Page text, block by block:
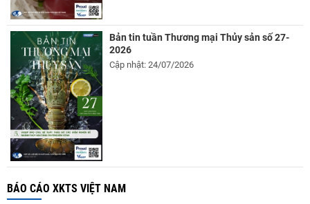
Bản tin tuần Thương mại Thủy sản số 27-
2026
Cập nhật: 24/07/2026
BÁO CÁO XKTS VIỆT NAM